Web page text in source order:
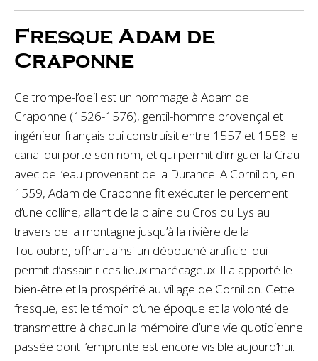
Fresque Adam de
Craponne
Ce trompe-l’oeil est un hommage à Adam de
Craponne (1526-1576), gentil-homme provençal et
ingénieur français qui construisit entre 1557 et 1558 le
canal qui porte son nom, et qui permit d’irriguer la Crau
avec de l’eau provenant de la Durance. A Cornillon, en
1559, Adam de Craponne fit exécuter le percement
d’une colline, allant de la plaine du Cros du Lys au
travers de la montagne jusqu’à la rivière de la
Touloubre, offrant ainsi un débouché artificiel qui
permit d’assainir ces lieux marécageux. Il a apporté le
bien-être et la prospérité au village de Cornillon. Cette
fresque, est le témoin d’une époque et la volonté de
transmettre à chacun la mémoire d’une vie quotidienne
passée dont l’emprunte est encore visible aujourd’hui.